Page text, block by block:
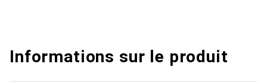
Informations sur le produit